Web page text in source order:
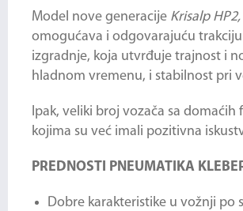
Model nove generacije Krisalp HP2,
omogućava i odgovarajuću
izgradnje, koja utvrđuje trajnost i
hladnom vremenu, i stabilnost pri
Ipak, veliki broj vozača sa domaćih
kojima su već imali pozitivna
PREDNOSTI PNEUMATIKA
Dobre karakteristike u vožnji po